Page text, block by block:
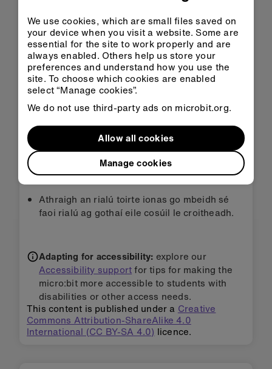
Íoslódáil HEX
Céim 3: Feabhsaigh é
Cuir feidhm bhalbhaithe leis trí chnaipe A+B a
bhrú le chéile.
Athraigh an rialú toirte ionas go mbeidh sé
faoi rialú ag gothaí eile cosúil le croitheadh.
Adapting for accessibility: explore our
Accessibility supportfor tips for making the
micro:bit more accessible to students with
disabilities or other access needs.
This content is published under a Creative
Commons Attribution-ShareAlike 4.0
International (CC BY-SA 4.0) licence.
We use cookies, which are small files saved on
your device when you visit a website. Some are
essential for the site to work properly and are
always enabled. Others help us store your
preferences and understand how you use the
site. To choose which cookies are enabled
select “Manage cookies”.
We do not use third-party ads on microbit.org.
Manage cookies
Allow all cookies